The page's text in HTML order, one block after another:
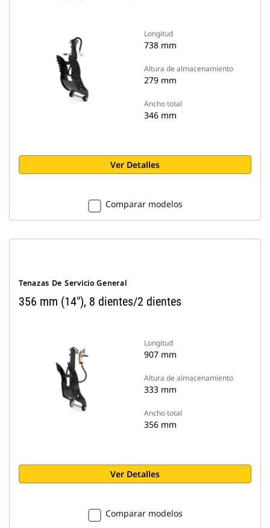
Longitud
738 mm
Altura de almacenamiento
279 mm
Ancho total
346 mm
Ver Detalles
Comparar modelos
Tenazas De Servicio General
356 mm (14"), 8 dientes/2 dientes
Longitud
907 mm
Altura de almacenamiento
333 mm
Ancho total
356 mm
Ver Detalles
Comparar modelos